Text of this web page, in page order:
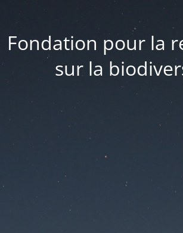
Fondation pour la
sur la